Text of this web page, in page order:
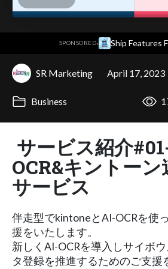
SPONSORED· Ship Features
SR Marketing April 17, 2023
Business
サービス紹介
OCR&キントー
サービス
伴走型でkintoneとAI-OCRを使
援をいたします。
新しくAI-OCRを導入しサイボ
タ登録を推進するためのご支援